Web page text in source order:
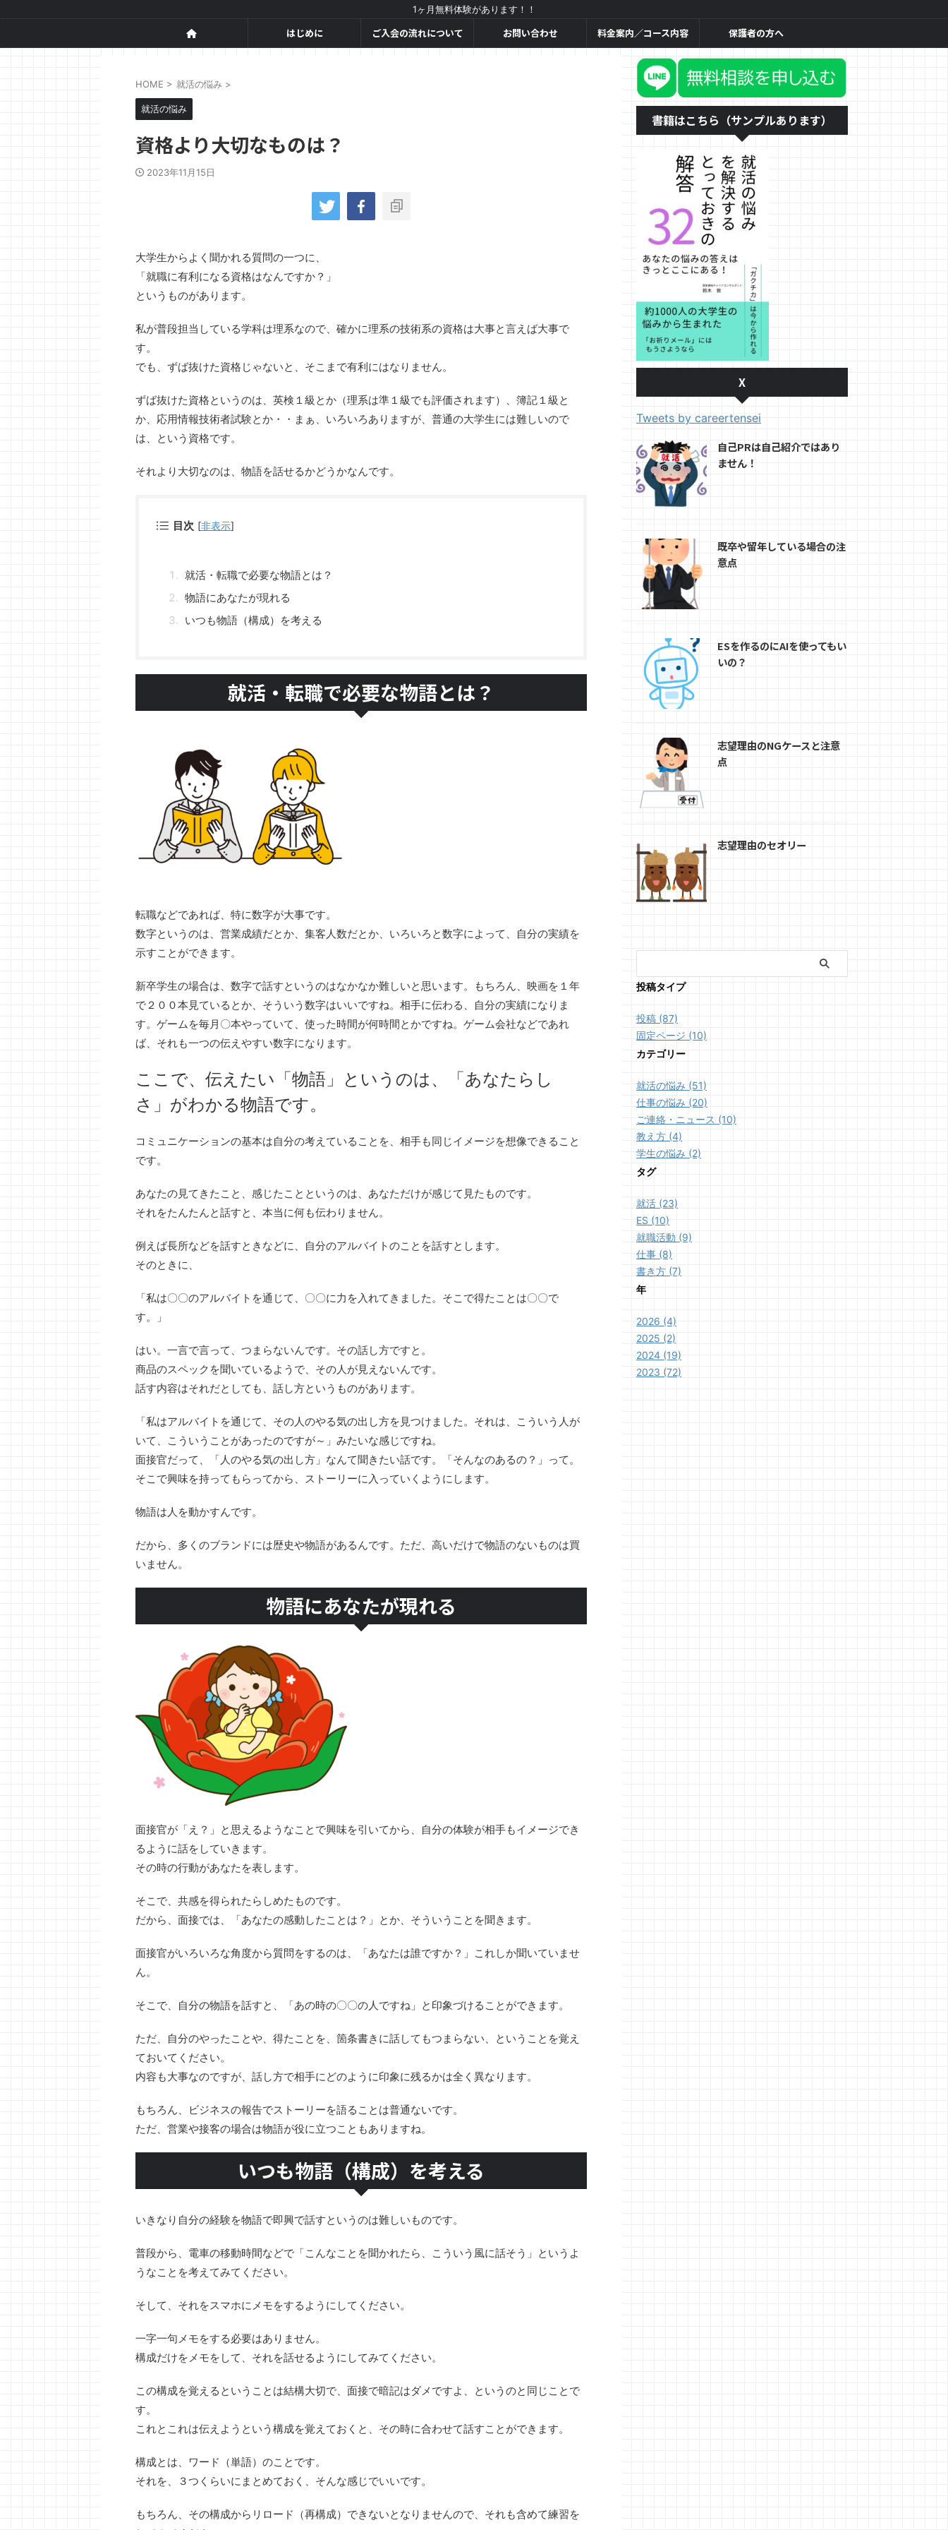
1ヶ月無料体験があります！！
はじめに ご入会の流れについて お問い合わせ 料金案内／コース内容 保護者の方へ
HOME > 就活の悩み >
就活の悩み
資格より大切なものは？
2023年11月15日
大学生からよく聞かれる質問の一つに、
「就職に有利になる資格はなんですか？」
というものがあります。
私が普段担当している学科は理系なので、確かに理系の技術系の資格は大事と言えば大事で
す。
でも、ずば抜けた資格じゃないと、そこまで有利にはなりません。
ずば抜けた資格というのは、英検１級とか（理系は準１級でも評価されます）、簿記１級と
か、応用情報技術者試験とか・・まぁ、いろいろありますが、普通の大学生には難しいので
は、という資格です。
それより大切なのは、物語を話せるかどうかなんです。
目次 [非表示]
就活・転職で必要な物語とは？
物語にあなたが現れる
いつも物語（構成）を考える
就活・転職で必要な物語とは？
転職などであれば、特に数字が大事です。
数字というのは、営業成績だとか、集客人数だとか、いろいろと数字によって、自分の実績を
示すことができます。
新卒学生の場合は、数字で話すというのはなかなか難しいと思います。もちろん、映画を１年
で２００本見ているとか、そういう数字はいいですね。相手に伝わる、自分の実績になりま
す。ゲームを毎月〇本やっていて、使った時間が何時間とかですね。ゲーム会社などであれ
ば、それも一つの伝えやすい数字になります。
ここで、伝えたい「物語」というのは、「あなたらし
さ」がわかる物語です。
コミュニケーションの基本は自分の考えていることを、相手も同じイメージを想像できること
です。
あなたの見てきたこと、感じたことというのは、あなただけが感じて見たものです。
それをたんたんと話すと、本当に何も伝わりません。
例えば長所などを話すときなどに、自分のアルバイトのことを話すとします。
そのときに、
「私は〇〇のアルバイトを通じて、〇〇に力を入れてきました。そこで得たことは〇〇で
す。」
はい。一言で言って、つまらないんです。その話し方ですと。
商品のスペックを聞いているようで、その人が見えないんです。
話す内容はそれだとしても、話し方というものがあります。
「私はアルバイトを通じて、その人のやる気の出し方を見つけました。それは、こういう人が
いて、こういうことがあったのですが～」みたいな感じですね。
面接官だって、「人のやる気の出し方」なんて聞きたい話です。「そんなのあるの？」って。
そこで興味を持ってもらってから、ストーリーに入っていくようにします。
物語は人を動かすんです。
だから、多くのブランドには歴史や物語があるんです。ただ、高いだけで物語のないものは買
いません。
物語にあなたが現れる
面接官が「え？」と思えるようなことで興味を引いてから、自分の体験が相手もイメージでき
るように話をしていきます。
その時の行動があなたを表します。
そこで、共感を得られたらしめたものです。
だから、面接では、「あなたの感動したことは？」とか、そういうことを聞きます。
面接官がいろいろな角度から質問をするのは、「あなたは誰ですか？」これしか聞いていませ
ん。
そこで、自分の物語を話すと、「あの時の〇〇の人ですね」と印象づけることができます。
ただ、自分のやったことや、得たことを、箇条書きに話してもつまらない、ということを覚え
ておいてください。
内容も大事なのですが、話し方で相手にどのように印象に残るかは全く異なります。
もちろん、ビジネスの報告でストーリーを語ることは普通ないです。
ただ、営業や接客の場合は物語が役に立つこともありますね。
いつも物語（構成）を考える
いきなり自分の経験を物語で即興で話すというのは難しいものです。
普段から、電車の移動時間などで「こんなことを聞かれたら、こういう風に話そう」というよ
うなことを考えてみてください。
そして、それをスマホにメモをするようにしてください。
一字一句メモをする必要はありません。
構成だけをメモをして、それを話せるようにしてみてください。
この構成を覚えるということは結構大切で、面接で暗記はダメですよ、というのと同じことで
す。
これとこれは伝えようという構成を覚えておくと、その時に合わせて話すことができます。
構成とは、ワード（単語）のことです。
それを、３つくらいにまとめておく、そんな感じでいいです。
もちろん、その構成からリロード（再構成）できないとなりませんので、それも含めて練習を
書籍はこちら（サンプルあります）
X
Tweets by careertensei
自己PRは自己紹介ではあり
ません！
既卒や留年している場合の注
意点
ESを作るのにAIを使ってもい
いの？
志望理由のNGケースと注意
点
志望理由のセオリー
投稿タイプ
投稿 (87)
固定ページ (10)
カテゴリー
就活の悩み (51)
仕事の悩み (20)
ご連絡・ニュース (10)
教え方 (4)
学生の悩み (2)
タグ
就活 (23)
ES (10)
就職活動 (9)
仕事 (8)
書き方 (7)
年
2026 (4)
2025 (2)
2024 (19)
2023 (72)